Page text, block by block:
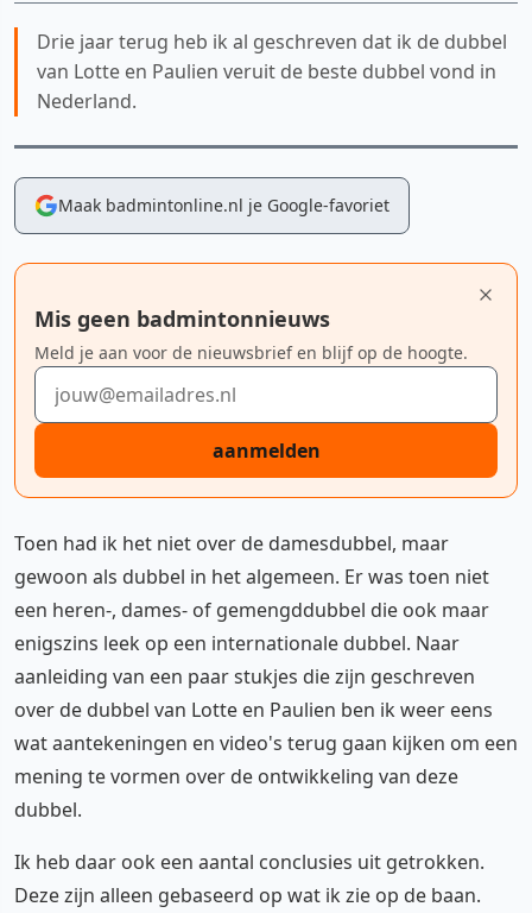
Drie jaar terug heb ik al geschreven dat ik de dubbel
van Lotte en Paulien veruit de beste dubbel vond in
Nederland.
Maak badmintonline.nl je Google-favoriet
Mis geen badmintonnieuws
Meld je aan voor de nieuwsbrief en blijf op de hoogte.
E-mailadres
aanmelden
Toen had ik het niet over de damesdubbel, maar
gewoon als dubbel in het algemeen. Er was toen niet
een heren-, dames- of gemengddubbel die ook maar
enigszins leek op een internationale dubbel. Naar
aanleiding van een paar stukjes die zijn geschreven
over de dubbel van Lotte en Paulien ben ik weer eens
wat aantekeningen en video's terug gaan kijken om een
mening te vormen over de ontwikkeling van deze
dubbel.
Ik heb daar ook een aantal conclusies uit getrokken.
Deze zijn alleen gebaseerd op wat ik zie op de baan.